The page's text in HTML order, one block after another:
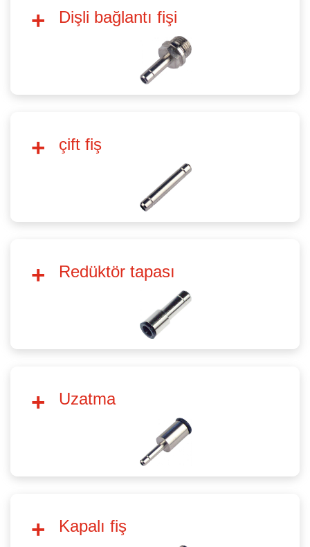
Dişli bağlantı fişi
çift fiş
Redüktör tapası
Uzatma
Kapalı fiş